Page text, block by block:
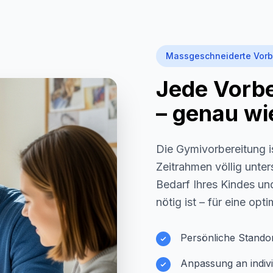
Massgeschneiderte
Jede
– genau
Die Gymivorbereitung
Zeitrahmen völlig
Bedarf Ihres Kindes
nötig ist – für eine
Persönliche
Anpassung an